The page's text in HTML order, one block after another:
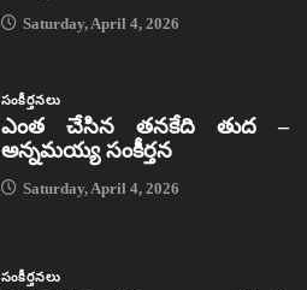
Saturday, April 4, 2026
సంకీర్తనలు
ఎంత చేసిన తనకేది తుద –
అన్నమయ్య సంకీర్తన
Saturday, April 4, 2026
సంకీర్తనలు